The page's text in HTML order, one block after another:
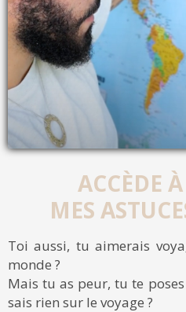
ACCÈDE
MES
Toi aussi, tu aimerais
monde ?
Mais tu as peur, tu te
sais rien sur le voyage ?